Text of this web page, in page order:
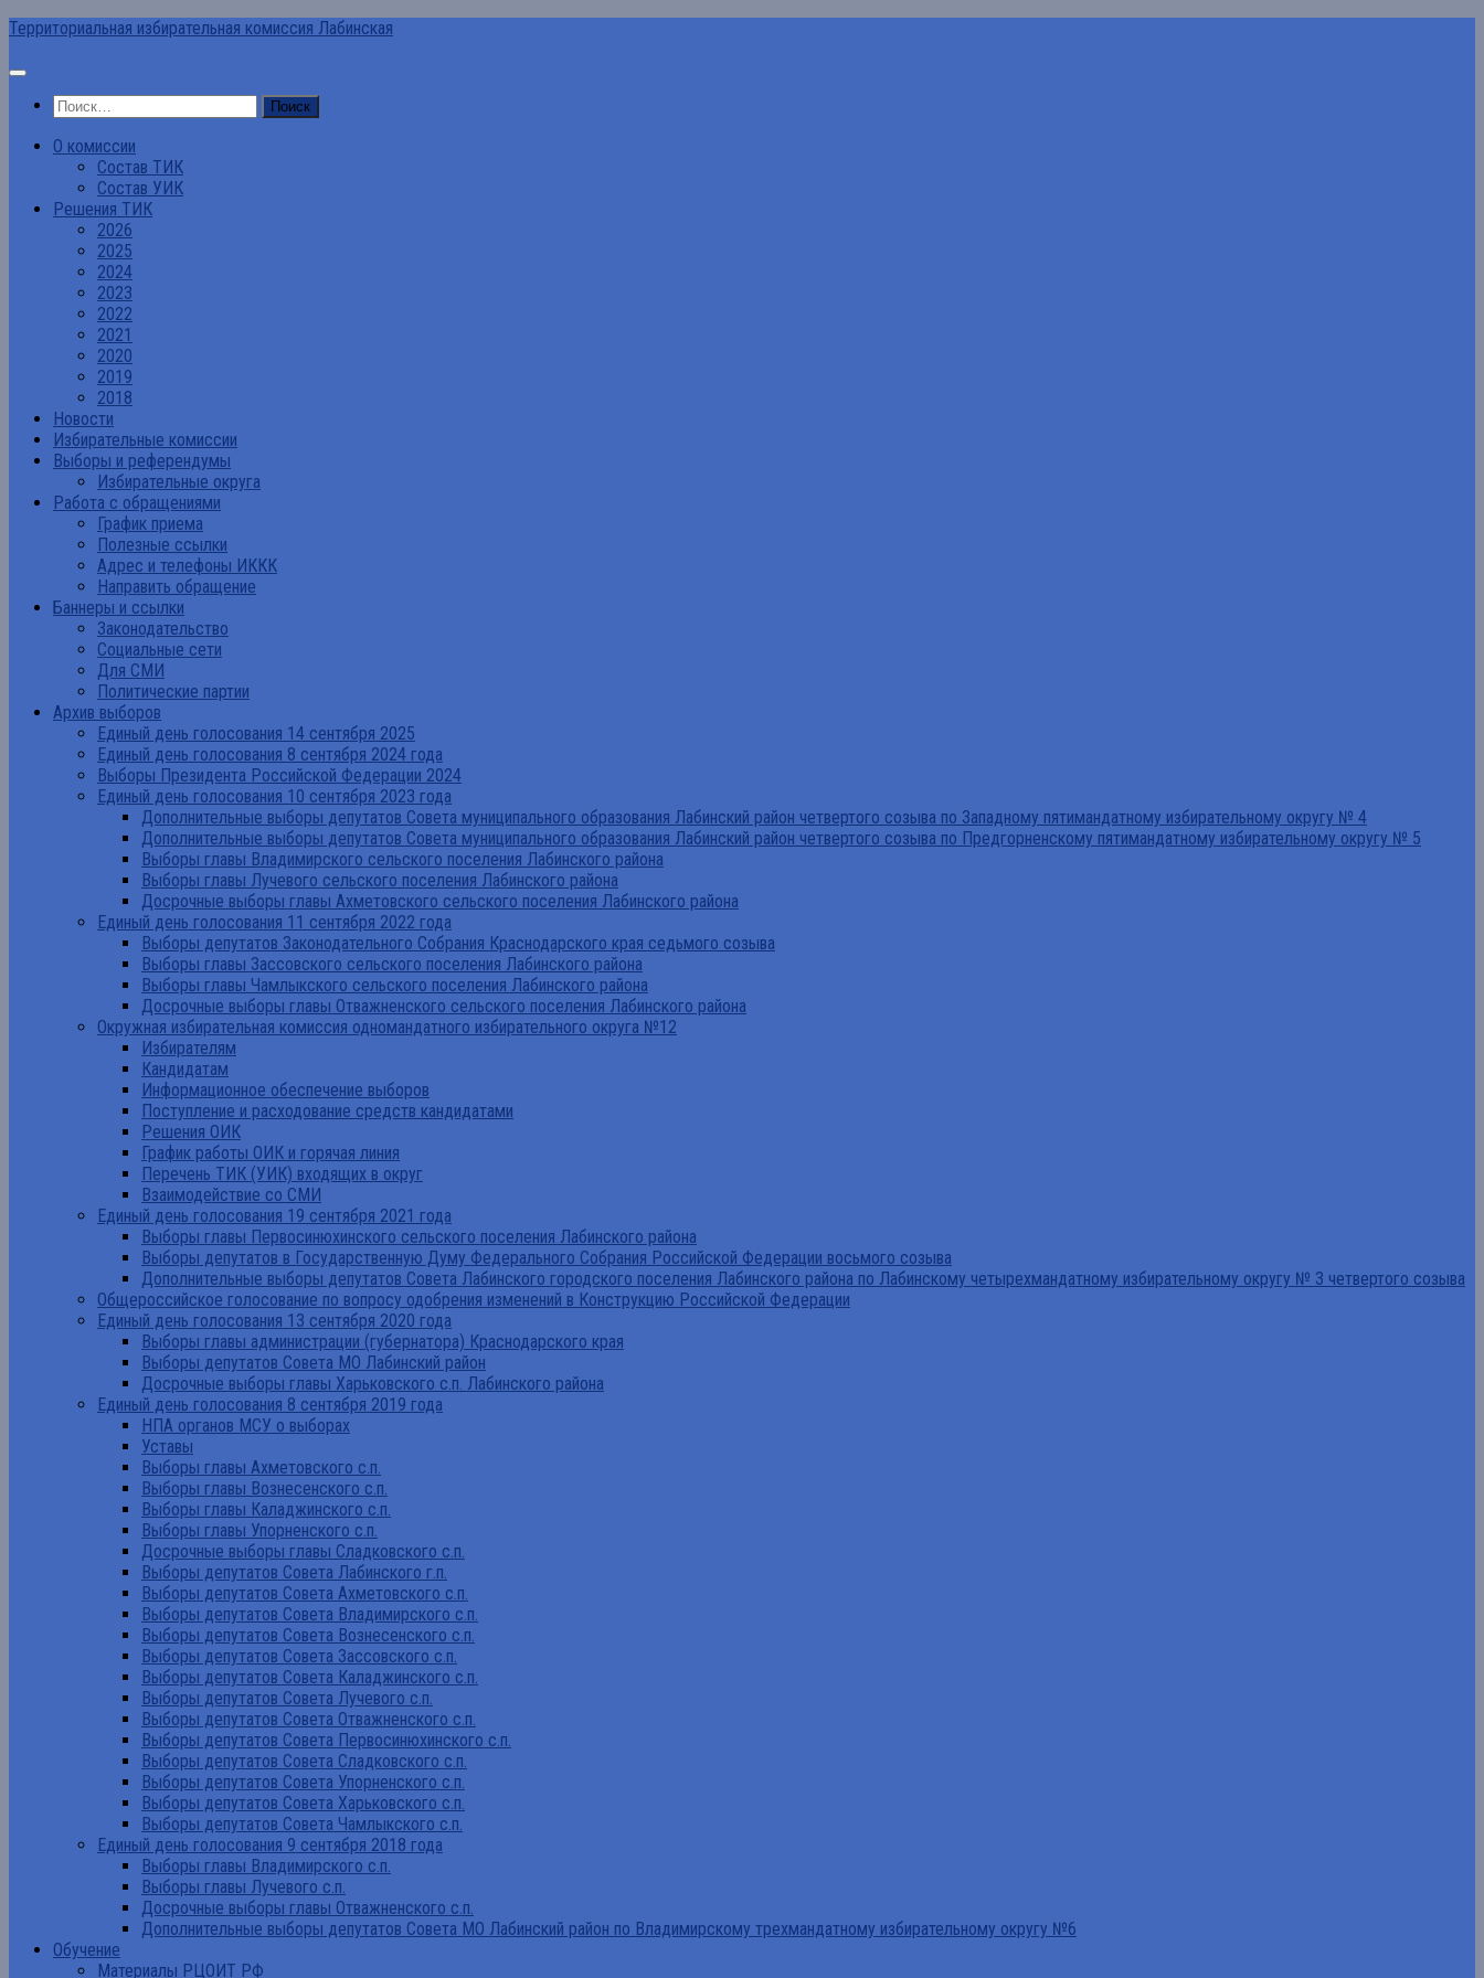
Перейти
содержимому
Территориальная избирательная комиссия Лабинская
Найти:
О комиссии
Состав ТИК
Состав УИК
Решения ТИК
2026
2025
2024
2023
2022
2021
2020
2019
2018
Новости
Избирательные комиссии
Выборы и референдумы
Избирательные округа
Работа с обращениями
График приема
Полезные ссылки
Адрес и телефоны ИККК
Направить обращение
Баннеры и ссылки
Законодательство
Социальные сети
Для СМИ
Политические партии
Архив выборов
Единый день голосования 14 сентября 2025
Единый день голосования 8 сентября 2024 года
Выборы Президента Российской Федерации 2024
Единый день голосования 10 сентября 2023 года
Дополнительные выборы депутатов Совета муниципального образования Лабинский район четвертого созыва по Западному пятимандатному избирательному округу № 4
Дополнительные выборы депутатов Совета муниципального образования Лабинский район четвертого созыва по Предгорненскому пятимандатному избирательному округу № 5
Выборы главы Владимирского сельского поселения Лабинского района
Выборы главы Лучевого сельского поселения Лабинского района
Досрочные выборы главы Ахметовского сельского поселения Лабинского района
Единый день голосования 11 сентября 2022 года
Выборы депутатов Законодательного Собрания Краснодарского края седьмого созыва
Выборы главы Зассовского сельского поселения Лабинского района
Выборы главы Чамлыкского сельского поселения Лабинского района
Досрочные выборы главы Отважненского сельского поселения Лабинского района
Окружная избирательная комиссия одномандатного избирательного округа №12
Избирателям
Кандидатам
Информационное обеспечение выборов
Поступление и расходование средств кандидатами
Решения ОИК
График работы ОИК и горячая линия
Перечень ТИК (УИК) входящих в округ
Взаимодействие со СМИ
Единый день голосования 19 сентября 2021 года
Выборы главы Первосинюхинского сельского поселения Лабинского района
Выборы депутатов в Государственную Думу Федерального Собрания Российской Федерации восьмого созыва
Дополнительные выборы депутатов Совета Лабинского городского поселения Лабинского района по Лабинскому четырехмандатному избирательному округу № 3 четвертого созыва
Общероссийское голосование по вопросу одобрения изменений в Конструкцию Российской Федерации
Единый день голосования 13 сентября 2020 года
Выборы главы администрации (губернатора) Краснодарского края
Выборы депутатов Совета МО Лабинский район
Досрочные выборы главы Харьковского с.п. Лабинского района
Единый день голосования 8 сентября 2019 года
НПА органов МСУ о выборах
Уставы
Выборы главы Ахметовского с.п.
Выборы главы Вознесенского с.п.
Выборы главы Каладжинского с.п.
Выборы главы Упорненского с.п.
Досрочные выборы главы Сладковского с.п.
Выборы депутатов Совета Лабинского г.п.
Выборы депутатов Совета Ахметовского с.п.
Выборы депутатов Совета Владимирского с.п.
Выборы депутатов Совета Вознесенского с.п.
Выборы депутатов Совета Зассовского с.п.
Выборы депутатов Совета Каладжинского с.п.
Выборы депутатов Совета Лучевого с.п.
Выборы депутатов Совета Отважненского с.п.
Выборы депутатов Совета Первосинюхинского с.п.
Выборы депутатов Совета Сладковского с.п.
Выборы депутатов Совета Упорненского с.п.
Выборы депутатов Совета Харьковского с.п.
Выборы депутатов Совета Чамлыкского с.п.
Единый день голосования 9 сентября 2018 года
Выборы главы Владимирского с.п.
Выборы главы Лучевого с.п.
Досрочные выборы главы Отважненского с.п.
Дополнительные выборы депутатов Совета МО Лабинский район по Владимирскому трехмандатному избирательному округу №6
Обучение
Материалы РЦОИТ РФ